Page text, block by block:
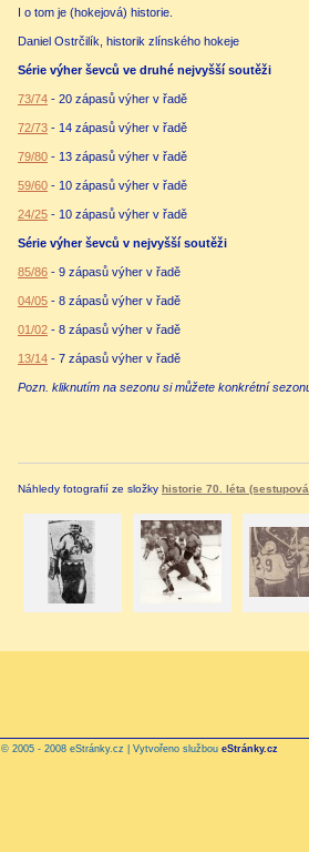
I o tom je (hokejová) historie.
Daniel Ostrčilík, historik zlínského hokeje
Série výher ševců ve druhé nejvyšší soutěži
73/74 - 20 zápasů výher v řadě
72/73 - 14 zápasů výher v řadě
79/80 - 13 zápasů výher v řadě
59/60 - 10 zápasů výher v řadě
24/25 - 10 zápasů výher v řadě
Série výher ševců v nejvyšší soutěži
85/86 - 9 zápasů výher v řadě
04/05 - 8 zápasů výher v řadě
01/02 - 8 zápasů výher v řadě
13/14 - 7 zápasů výher v řadě
Pozn. kliknutím na sezonu si můžete konkrétní
Náhledy fotografií ze složky historie 70. léta
© 2005 - 2008 eStránky.cz | Vytvořeno službou eStránky.cz